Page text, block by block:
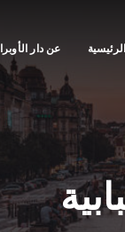
الرئيسية عن دار الأوبرا